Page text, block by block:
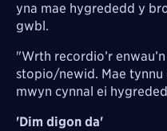
yna mae hygrededd y
gwbl.
"Wrth recordio’r
stopio/newid. Mae
mwyn cynnal ei
'Dim digon da'